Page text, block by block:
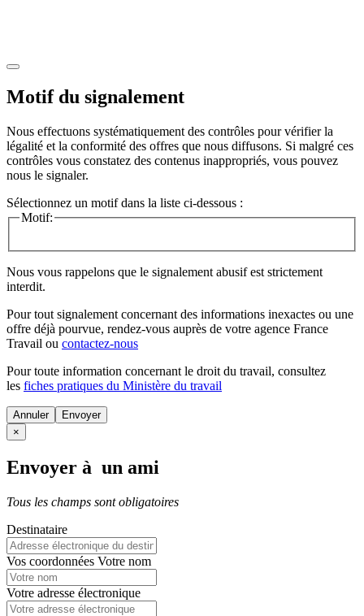
Motif du signalement
Nous effectuons systématiquement des contrôles pour vérifier la
légalité et la conformité des offres que nous diffusons. Si malgré ces
contrôles vous constatez des contenus inappropriés, vous pouvez
nous le signaler.
Sélectionnez un motif dans la liste ci-dessous :
Motif:
Nous vous rappelons que le signalement abusif est strictement
interdit.
Pour tout signalement concernant des informations inexactes ou une
offre déjà pourvue, rendez-vous auprès de votre agence France
Travail ou contactez-nous
Pour toute information concernant le droit du travail, consultez
les fiches pratiques du Ministère du travail
Annuler
×
Envoyer à un ami
Tous les champs sont obligatoires
Destinataire
Vos coordonnées Votre nom
Votre adresse électronique